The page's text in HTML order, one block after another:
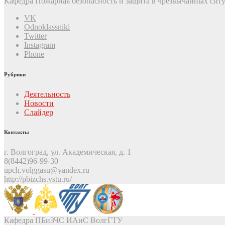
VK
Odnoklassniki
Twitter
Instagram
Phone
Рубрики
Деятельность
Новости
Слайдер
Контакты
г. Волгоград, ул. Академическая, д. 1
8(8442)96-99-30
upch.volggasu@yandex.ru
http://pbizchs.vstu.ru/
Кафедра ПБиЗЧС ИАиС ВолгГТУ